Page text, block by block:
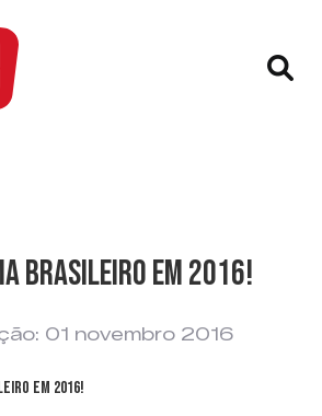
Brasileiro em 2016!
01 novembro 2016